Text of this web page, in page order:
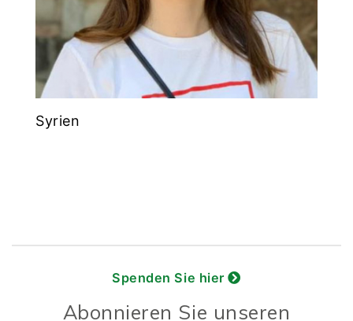
Syrien
Spenden Sie hier
Abonnieren Sie unseren